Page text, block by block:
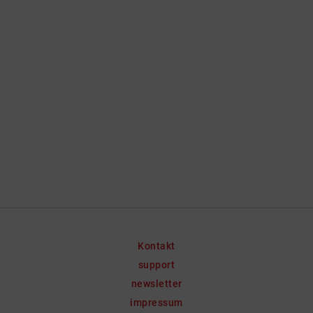
Kontakt
support
newsletter
impressum